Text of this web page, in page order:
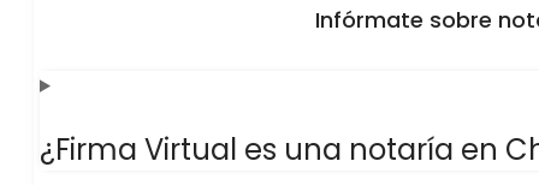
Infórmate sobre
¿Firma Virtual es una notaría en